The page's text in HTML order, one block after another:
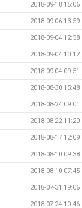
2018-09-18 15:06
2018-09-06 13:59
2018-09-04 12:58
2018-09-04 10:12
2018-09-04 09:51
2018-08-30 15:48
2018-08-24 09:01
2018-08-22 11:20
2018-08-17 12:09
2018-08-10 09:38
2018-08-10 07:45
2018-07-31 19:06
2018-07-24 10:46